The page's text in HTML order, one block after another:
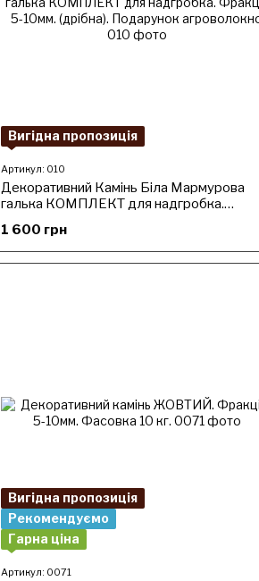
Вигідна пропозиція
Артикул: 010
Декоративний Камінь Біла Мармурова
галька КОМПЛЕКТ для надгробка.
агроволокно
1 600 грн
Вигідна пропозиція
Рекомендуємо
Гарна ціна
Артикул: 0071